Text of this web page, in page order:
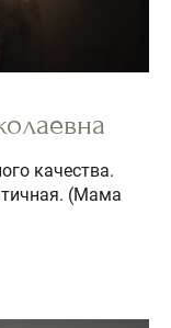
качества.
(Мама